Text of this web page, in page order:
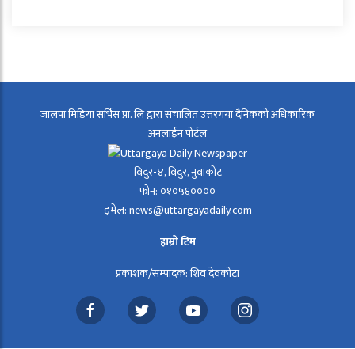
जालपा मिडिया सर्भिस प्रा. लि द्वारा संचालित उत्तरगया दैनिकको अधिकारिक
अनलाईन पोर्टल
विदुर-४, विदुर, नुवाकोट
फोन: ०१०५६००००
इमेल: news@uttargayadaily.com
हाम्रो टिम
प्रकाशक/सम्पादक: शिव देवकोटा